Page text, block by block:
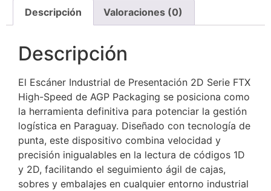
Descripción Valoraciones (0)
Descripción
El Escáner Industrial de Presentación 2D Serie FTX
High-Speed de AGP Packaging se posiciona como
la herramienta definitiva para potenciar la gestión
logística en Paraguay. Diseñado con tecnología de
punta, este dispositivo combina velocidad y
precisión inigualables en la lectura de códigos 1D
y 2D, facilitando el seguimiento ágil de cajas,
sobres y embalajes en cualquier entorno industrial